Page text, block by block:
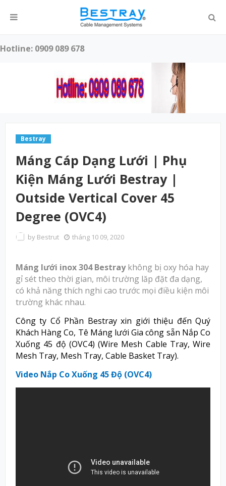
Hotline: 0909 089 678
Bestray
Máng Cáp Dạng Lưới | Phụ
Kiện Máng Lưới Bestray |
Outside Vertical Cover 45
Degree (OVC4)
by Bestrut tháng 10 09, 2020
Máng lưới inox 304 Bestraykhông bị oxy hóa hay
gỉ sét theo thời gian, môi trường lăp đặt đa dạng,
có khả năng thích nghi cao trước mọi điều kiện môi
trường khác nhau.
Công ty Cổ Phần Bestrayxin giới thiệu đến Quý
Khách Hàng Co, Tê Máng lưới Gia công sẵn Nắp Co
Xuống 45 độ (OVC4) (Wire Mesh Cable Tray, Wire
Mesh Tray, Mesh Tray, Cable Basket Tray).
Video Nắp Co Xuống 45 Độ (OVC4)